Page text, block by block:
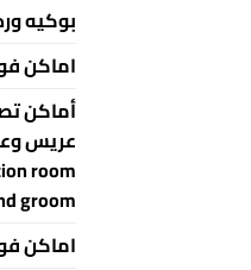
بوكيه
اماكن
أماكن
room
groom
اماكن